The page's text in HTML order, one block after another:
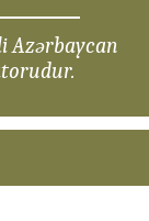
Azərbaycan